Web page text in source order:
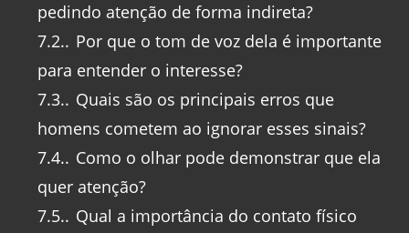
pedindo atenção de forma indireta?
7.2. Por que o tom de voz dela é importante
para entender o interesse?
7.3. Quais são os principais erros que
homens cometem ao ignorar esses sinais?
7.4. Como o olhar pode demonstrar que ela
quer atenção?
7.5. Qual a importância do contato físico